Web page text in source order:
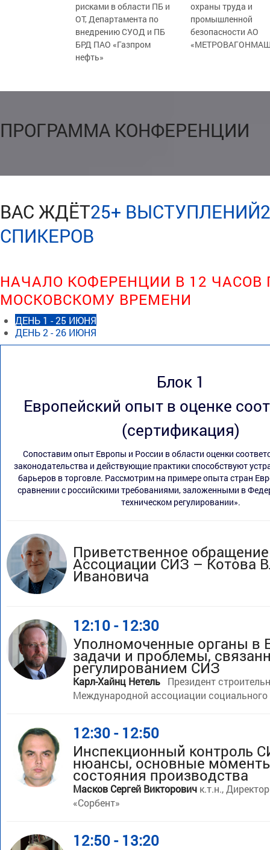
рисками в области ПБ и
ОТ, Департамента по
внедрению СУОД и ПБ
БРД ПАО «Газпром
нефть»
охраны труда и
промышленной
безопасности АО
ПРОГРАММА КОНФЕРЕНЦИИ
ВАС ЖДЁТ25+ ВЫСТУПЛЕНИЙ
СПИКЕРОВ
НАЧАЛО КОФЕРЕНЦИИ В 12 ЧАСОВ
МОСКОВСКОМУ ВРЕМЕНИ
ДЕНЬ 1 - 25 ИЮНЯ
ДЕНЬ 2 - 26 ИЮНЯ
Блок 1
Европейский опыт в оценке
(сертификация)
Сопоставим опыт Европы и России в области оценки
законодательства и действующие практики способствуют
барьеров в торговле. Рассмотрим на примере опыта стран
сравнении с российскими требованиями, заложенными в
техническом регулировании».
Приветственное
Ассоциации СИЗ – Котова
Ивановича
12:10 - 12:30
Уполномоченные органы в
задачи и проблемы,
регулированием СИЗ
Карл-Хайнц Нетель
Президент
Международной ассоциации социального
12:30 - 12:50
Инспекционный контроль
нюансы, основные
состояния производства
Масков Сергей Викторович к.т.н.,
«Сорбент»
12:50 - 13:20